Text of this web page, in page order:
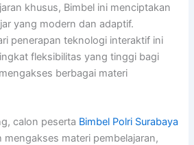
khusus, Bimbel ini menciptakan
yang modern dan adaptif.
penerapan teknologi interaktif ini
fleksibilitas yang tinggi bagi
berbagai materi
calon peserta Bimbel Polri Surabaya
materi pembelajaran,